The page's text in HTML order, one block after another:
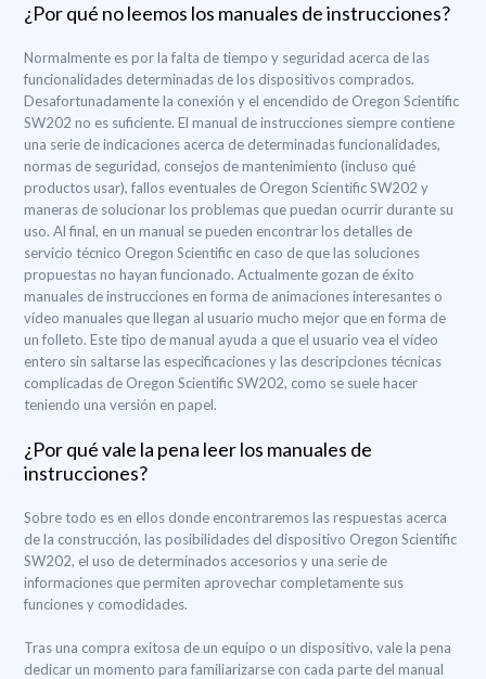
¿Por qué no leemos los manuales de instrucciones?
Normalmente es por la falta de tiempo y seguridad acerca de las
funcionalidades determinadas de los dispositivos comprados.
Desafortunadamente la conexión y el encendido de Oregon Scientific
SW202 no es suficiente. El manual de instrucciones siempre contiene
una serie de indicaciones acerca de determinadas funcionalidades,
normas de seguridad, consejos de mantenimiento (incluso qué
productos usar), fallos eventuales de Oregon Scientific SW202 y
maneras de solucionar los problemas que puedan ocurrir durante su
uso. Al final, en un manual se pueden encontrar los detalles de
servicio técnico Oregon Scientific en caso de que las soluciones
propuestas no hayan funcionado. Actualmente gozan de éxito
manuales de instrucciones en forma de animaciones interesantes o
vídeo manuales que llegan al usuario mucho mejor que en forma de
un folleto. Este tipo de manual ayuda a que el usuario vea el vídeo
entero sin saltarse las especificaciones y las descripciones técnicas
complicadas de Oregon Scientific SW202, como se suele hacer
teniendo una versión en papel.
¿Por qué vale la pena leer los manuales de
instrucciones?
Sobre todo es en ellos donde encontraremos las respuestas acerca
de la construcción, las posibilidades del dispositivo Oregon Scientific
SW202, el uso de determinados accesorios y una serie de
informaciones que permiten aprovechar completamente sus
funciones y comodidades.
Tras una compra exitosa de un equipo o un dispositivo, vale la pena
dedicar un momento para familiarizarse con cada parte del manual